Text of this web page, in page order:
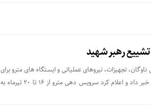
رهبر شهید
تجهیزات، نیروهای عملیاتی و ایستگاه های مترو برای
خدمت رسانی به زائران مراسم تشییع رهبر شهید انقلاب اسلامی خبر داد و اعلام کرد سرویس دهی مترو از ۱۶ تا ۲۰ تیرماه به